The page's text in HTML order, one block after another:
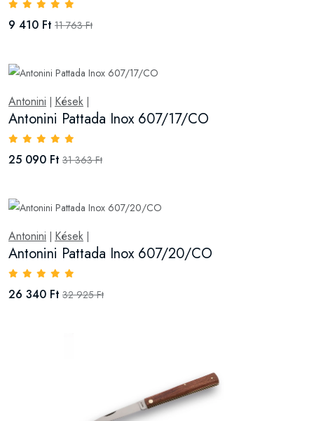
9 410 Ft 11 763 Ft
Antonini | Kések |
Antonini Pattada Inox 607/17/CO
25 090 Ft 31 363 Ft
Antonini | Kések |
Antonini Pattada Inox 607/20/CO
26 340 Ft 32 925 Ft